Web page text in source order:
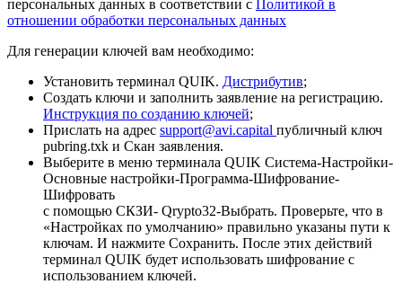
персональных данных в соответствии с Политикой в
отношении обработки персональных данных
Для генерации ключей вам необходимо:
Установить терминал QUIK. Дистрибутив;
Создать ключи и заполнить заявление на регистрацию.
Инструкция по созданию ключей;
Прислать на адрес support@avi.capital публичный ключ
pubring.txk и Скан заявления.
Выберите в меню терминала QUIK Система-Настройки-
Основные настройки-Программа-Шифрование-
Шифровать
с помощью СКЗИ- Qrypto32-Выбрать. Проверьте, что в
«Настройках по умолчанию» правильно указаны пути к
ключам. И нажмите Сохранить. После этих действий
терминал QUIK будет использовать шифрование с
использованием ключей.